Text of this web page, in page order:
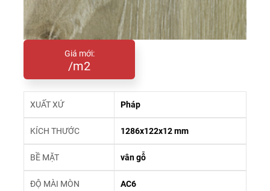
Giá mới:
/m2
XUẤT XỨ Pháp
KÍCH THƯỚC 1286x122x12 mm
BỀ MẶT vân gỗ
ĐỘ MÀI MÒN AC6